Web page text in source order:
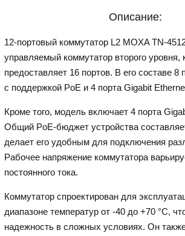
Описание:
12-портовый коммутатор L2 MOXA TN-
управляемый коммутатор второго уровня,
предоставляет 16 портов. В его составе 8
с поддержкой PoE и 4 порта Gigabit
Кроме того, модель включает 4 порта
Общий PoE-бюджет устройства
делает его удобным для подключения
Рабочее напряжение коммутатора
постоянного тока.
Коммутатор спроектирован для
диапазоне температур от -40 до +70 °C,
надежность в сложных условиях. Он